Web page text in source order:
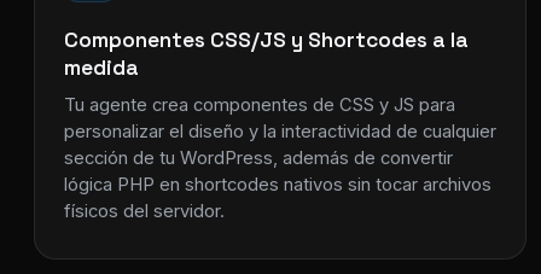
Componentes CSS/JS y Shortcodes a la
medida
Tu agente crea componentes de CSS y JS para
personalizar el diseño y la interactividad de cualquier
sección de tu WordPress, además de convertir
lógica PHP en shortcodes nativos sin tocar archivos
físicos del servidor.